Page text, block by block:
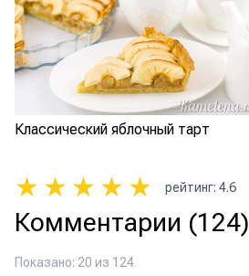
Классический яблочный тарт
★ ★ ★ ★ ★ рейтинг: 4.6
Комментарии (124)
Показано: 20 из 124